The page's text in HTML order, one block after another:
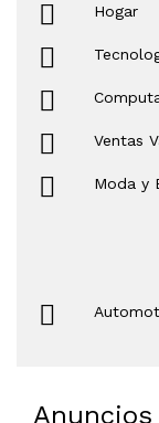
Hogar
Ventas
Moda y
Anuncios